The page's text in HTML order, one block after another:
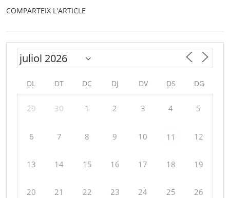
COMPARTEIX L'ARTICLE
DL DT DC DJ DV DS DG
29 30 1 2 3 4 5
6 7 8 9 10 11 12
13 14 15 16 17 18 19
20 21 22 23 24 25 26